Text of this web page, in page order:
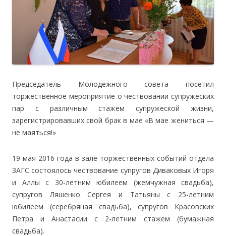
Председатель Молодежного совета посетил
торжественное мероприятие о чествовании супружеских
пар с различным стажем супружеской жизни,
зарегистрировавших свой брак в мае «В мае жениться —
не маяться!»
19 мая 2016 года в зале торжественных событий отдела
ЗАГС состоялось чествование супругов Диваковых Игоря
и Аллы с 30-летним юбилеем (жемчужная свадьба),
супругов Ляшенко Сергея и Татьяны с 25-летним
юбилеем (серебряная свадьба), супругов Красовских
Петра и Анастасии с 2-летним стажем (бумажная
свадьба).